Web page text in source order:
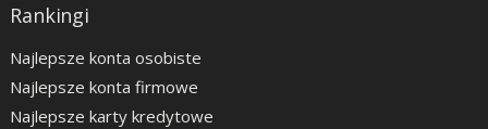
Rankingi
Najlepsze konta osobiste
Najlepsze konta firmowe
Najlepsze karty kredytowe